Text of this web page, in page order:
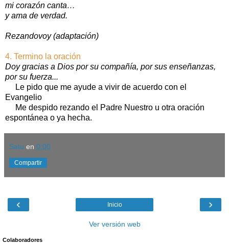
mi corazón canta…
y ama de verdad.
Rezandovoy (adaptación)
4. Termino la oración
Doy gracias a Dios por su compañía, por sus enseñanzas,
por su fuerza...
Le pido que me ayude a vivir de acuerdo con el
Evangelio
Me despido rezando el Padre Nuestro u otra oración
espontánea o ya hecha.
Satu en 0:00
Compartir
‹ ›
Inicio
Ver versión web
Colaboradores